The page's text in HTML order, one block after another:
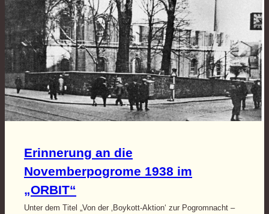
Erinnerung an die
Novemberpogrome 1938 im
„ORBIT“
Unter dem Titel „Von der ‚Boykott-Aktion‘ zur Pogromnacht –